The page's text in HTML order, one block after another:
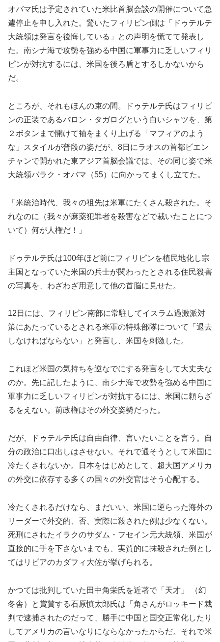
オバマ氏は予定されていた米比首脳会談の開催について急
遽停止を申し入れた。驚いたフィリピン側は「ドゥテルテ
大統領は発言を後悔している」との声明を慌てて発表し
た。南シナ海で攻勢を強める中国に軍事力に乏しいフィリ
ピンが対抗するには、米国を後ろ盾とするしかないから
だ。
ところが、それもほんの束の間。ドゥテルテ氏はフィリピ
ンの正装であるバロン・タガログという白いシャツを、第
２ボタンまで開けて袖をまくり上げる「マフィアのよう
な」スタイルが普段の姿だが、8日にラオスの首都ビエン
チャンで開かれた東アジア首脳会議では、その同じ姿で米
大統領バラク・オバマ（55）に向かってまくし立てた。
「米統治時代、我々の祖先は米軍にたくさん殺された。そ
れなのに（我々が麻薬犯罪者を殺害などで裁いたことにつ
いて）何が人権だ！」
ドゥテルテ氏は100年ほど前にフィリピンを植民地化し宗
主国となっていた米国の兵士が関わったとされる住民殺害
の写真を、わざわざ用意して他の首脳に見せた。
12日には、フィリピン南部に常駐してイスラム過激派対
策にあたっているとされる米軍の特殊部隊について「退去
しなければならない」と発言し、米国を刺激した。
これほど米国の気持ちを逆なでにする発言をして大丈夫な
のか。先に記したように、南シナ海で攻勢を強める中国に
軍事力に乏しいフィリピンが対抗するには、米国に頼らざ
るをえない。前政権はその外交姿勢だった。
だが、ドゥテルテ氏は自由自律、言いたいことを言う。自
分の政治に口出しはさせない。それで通そうとして米国に
冷たくされないか。日本をはじめとして、超大国アメリカ
の外交に依存する多くの国々の外交官はそう心配する。
冷たくされるだけなら、まだいい。米国に逆らった海外の
リーダーで外交的、否、実際に殺された例は少なくない。
死刑にされたイラクのサダム・フセイン元大統領、米国が
直接的に手を下さないまでも、実質的に抹殺された例とし
てはリビアのカダフィ大佐が挙げられる。
かつては批判していた田中角栄氏を近著で「天才」 （幻
冬舎）と賞賛する石原慎太郎氏は「角さんがロッキード裁
判で逮捕されたのだって、勝手に中国と国交正常化したり
してアメリカの言いなりにならなかったからだ。それで米